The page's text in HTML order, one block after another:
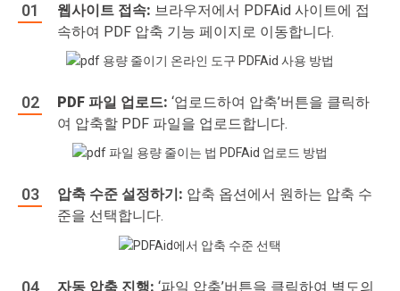
웹사이트 접속: 브라우저에서 PDFAid 사이트에 접
속하여 PDF 압축 기능 페이지로 이동합니다.
PDF 파일 업로드: ‘업로드하여 압축’버튼을 클릭하
여 압축할 PDF 파일을 업로드합니다.
압축 수준 설정하기: 압축 옵션에서 원하는 압축 수
준을 선택합니다.
자동 압축 진행: ‘파일 압축’버튼을 클릭하여 별도의